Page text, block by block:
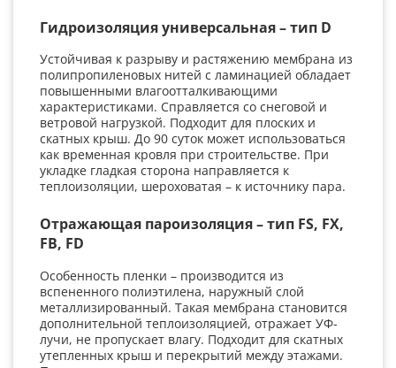
Гидроизоляция универсальная – тип D
Устойчивая к разрыву и растяжению мембрана из
полипропиленовых нитей с ламинацией обладает
повышенными влагоотталкивающими
характеристиками. Справляется со снеговой и
ветровой нагрузкой. Подходит для плоских и
скатных крыш. До 90 суток может использоваться
как временная кровля при строительстве. При
укладке гладкая сторона направляется к
теплоизоляции, шероховатая – к источнику пара.
Отражающая пароизоляция – тип FS, FX,
FB, FD
Особенность пленки – производится из
вспененного полиэтилена, наружный слой
металлизированный. Такая мембрана становится
дополнительной теплоизоляцией, отражает УФ-
лучи, не пропускает влагу. Подходит для скатных
утепленных крыш и перекрытий между этажами.